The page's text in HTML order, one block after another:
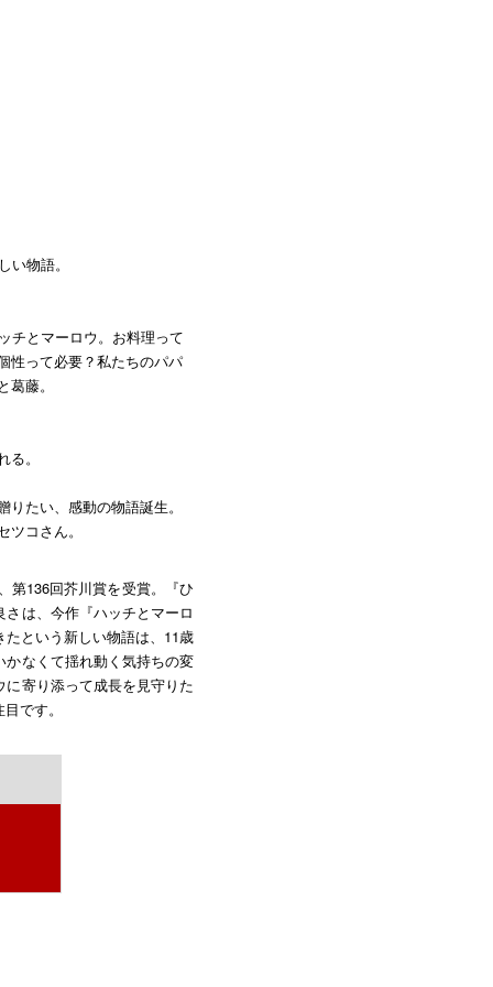
物語。
チとマーロウ。お料理って
性って必要？私たちのパパ
藤。
。
たい、感動の物語誕生。
コさん。
第136回芥川賞を受賞。『ひ
は、今作『ハッチとマーロ
という新しい物語は、11歳
なくて揺れ動く気持ちの変
寄り添って成長を見守りた
です。